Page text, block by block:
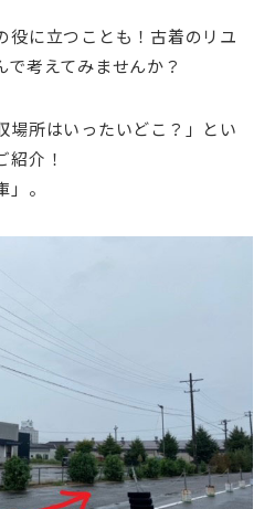
役に立つことも！古着のリユ
考えてみませんか？
場所はいったいどこ？」とい
紹介！
。